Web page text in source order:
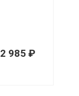
2 985 ₽